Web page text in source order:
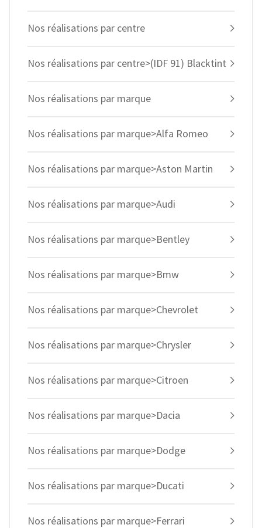
Nos réalisations par centre
Nos réalisations par centre>(IDF 91) Blacktint
Nos réalisations par marque
Nos réalisations par marque>Alfa Romeo
Nos réalisations par marque>Aston Martin
Nos réalisations par marque>Audi
Nos réalisations par marque>Bentley
Nos réalisations par marque>Bmw
Nos réalisations par marque>Chevrolet
Nos réalisations par marque>Chrysler
Nos réalisations par marque>Citroen
Nos réalisations par marque>Dacia
Nos réalisations par marque>Dodge
Nos réalisations par marque>Ducati
Nos réalisations par marque>Ferrari